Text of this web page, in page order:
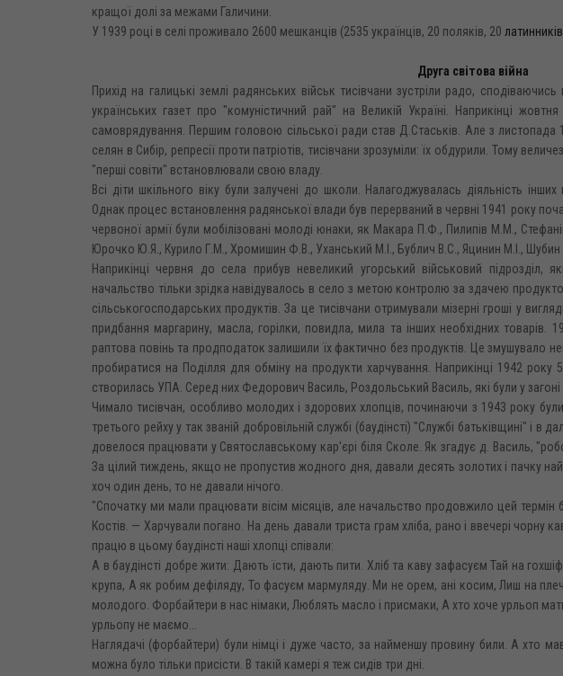
кращої долі за межами Галичини.
У 1939 році в селі проживало 2600 мешканців (2535 українців, 20 поляків, 20 латинників
Друга світова війна
Прихід на галицькі землі радянських військ тисівчани зустріли радо,
українських газет про "комуністичний рай" на Великій Україні. Наприкінці
самоврядування. Першим головою сільської ради став Д.Стаськів. Але з листопада
селян в Сибір, репресії проти патріотів, тисівчани зрозуміли: їх обдурили. Тому
"перші совіти" встановлювали свою владу.
Всі діти шкільного віку були залучені до школи. Налагоджувалась діяльність інших
Однак процес встановлення радянської влади був перерваний в червні 1941 року
червоної армії були мобілізовані молоді юнаки, як Макара П.Ф., Пилипів М.М.,
Юрочко Ю.Я., Курило Г.М., Хромишин Ф.В., Уханський М.І., Бублич B.C., Яцинин М.І., Шубин
Наприкінці червня до села прибув невеликий угорський військовий
начальство тільки зрідка навідувалось в село з метою контролю за здачею
сільськогосподарських продуктів. За це тисівчани отримували мізерні гроші у
придбання маргарину, масла, горілки, повидла, мила та інших необхідних товарів.
раптова повінь та продподаток залишили їх фактично без продуктів. Це змушувало
пробиратися на Поділля для обміну на продукти харчування. Наприкінці 1942
створилась УПА. Серед них Федорович Василь, Роздольський Василь, які були у загоні
Чимало тисівчан, особливо молодих і здорових хлопців, починаючи з 1943 року
третього рейху у так званій добровільній службі (баудінсті) "Службі батьківщині" і в
довелося працювати у Святославському кар'єрі біля Сколе. Як згадує д. Василь,
За цілий тиждень, якщо не пропустив жодного дня, давали десять золотих і пачку
хоч один день, то не давали нічого.
"Спочатку ми мали працювати вісім місяців, але начальство продовжило цей
Костів. — Харчували погано. На день давали триста грам хліба, рано і ввечері чорну
працю в цьому баудінсті наші хлопці співали:
А в баудінсті добре жити: Дають їсти, дають пити. Хліб та каву зафасуєм Тай на
крупа, А як робим дефіляду, То фасуєм мармуляду. Ми не орем, ані косим, Лиш на
молодого. Форбайтери в нас німаки, Люблять масло і присмаки, А хто хоче урльоп
урльопу не маємо...
Наглядачі (форбайтери) були німці і дуже часто, за найменшу провину били. А хто
можна було тільки присісти. В такій камері я теж сидів три дні.